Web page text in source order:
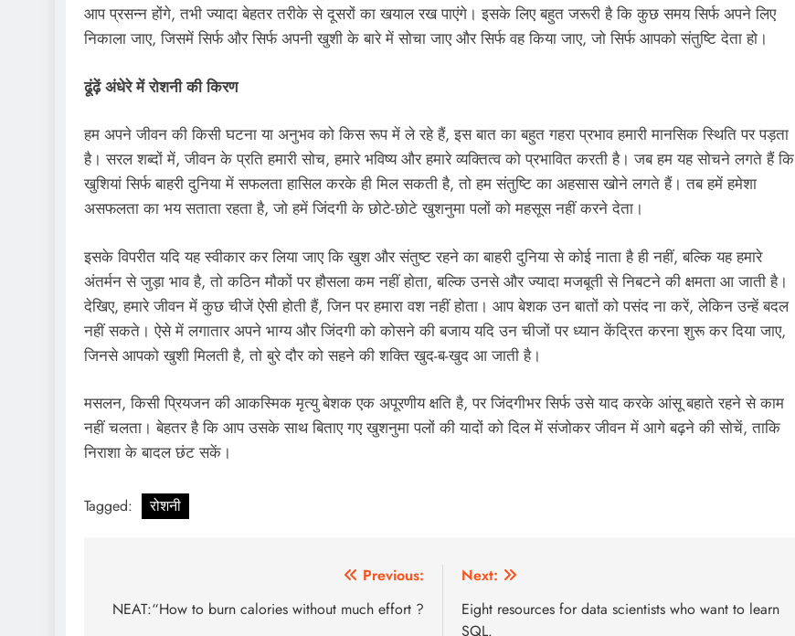
आप प्रसन्न होंगे, तभी ज्यादा बेहतर तरीके से दूसरों का खयाल रख पाएंगे। इसके लिए बहुत जरूरी है कि कुछ समय सिर्फ अपने लिए
निकाला जाए, जिसमें सिर्फ और सिर्फ अपनी खुशी के बारे में सोचा जाए और सिर्फ वह किया जाए, जो सिर्फ आपको संतुष्टि देता हो।
ढूंढ़ें अंधेरे में रोशनी की किरण
हम अपने जीवन की किसी घटना या अनुभव को किस रूप में ले रहे हैं, इस बात का बहुत गहरा प्रभाव हमारी मानसिक स्थिति पर पड़ता
है। सरल शब्दों में, जीवन के प्रति हमारी सोच, हमारे भविष्य और हमारे व्यक्तित्व को प्रभावित करती है। जब हम यह सोचने लगते हैं कि
खुशियां सिर्फ बाहरी दुनिया में सफलता हासिल करके ही मिल सकती है, तो हम संतुष्टि का अहसास खोने लगते हैं। तब हमें हमेशा
असफलता का भय सताता रहता है, जो हमें जिंदगी के छोटे-छोटे खुशनुमा पलों को महसूस नहीं करने देता।
इसके विपरीत यदि यह स्वीकार कर लिया जाए कि खुश और संतुष्ट रहने का बाहरी दुनिया से कोई नाता है ही नहीं, बल्कि यह हमारे
अंतर्मन से जुड़ा भाव है, तो कठिन मौकों पर हौसला कम नहीं होता, बल्कि उनसे और ज्यादा मजबूती से निबटने की क्षमता आ जाती है।
देखिए, हमारे जीवन में कुछ चीजें ऐसी होती हैं, जिन पर हमारा वश नहीं होता। आप बेशक उन बातों को पसंद ना करें, लेकिन उन्हें बदल
नहीं सकते। ऐसे में लगातार अपने भाग्य और जिंदगी को कोसने की बजाय यदि उन चीजों पर ध्यान केंद्रित करना शुरू कर दिया जाए,
जिनसे आपको खुशी मिलती है, तो बुरे दौर को सहने की शक्ति खुद-ब-खुद आ जाती है।
मसलन, किसी प्रियजन की आकस्मिक मृत्यु बेशक एक अपूरणीय क्षति है, पर जिंदगीभर सिर्फ उसे याद करके आंसू बहाते रहने से काम
नहीं चलता। बेहतर है कि आप उसके साथ बिताए गए खुशनुमा पलों की यादों को दिल में संजोकर जीवन में आगे बढ़ने की सोचें, ताकि
निराशा के बादल छंट सकें।
Tagged: रोशनी
navigation
Previous:
NEAT:“How to burn calories without much effort ?
Next:
Eight resources for data scientists who want to learn
SQL.